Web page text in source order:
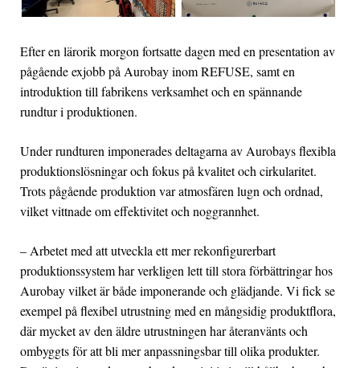
Efter en lärorik morgon fortsatte dagen med en presentation av
pågående exjobb på Aurobay inom REFUSE, samt en
introduktion till fabrikens verksamhet och en spännande
rundtur i produktionen.
Under rundturen imponerades deltagarna av Aurobays flexibla
produktionslösningar och fokus på kvalitet och cirkularitet.
Trots pågående produktion var atmosfären lugn och ordnad,
vilket vittnade om effektivitet och noggrannhet.
– Arbetet med att utveckla ett mer rekonfigurerbart
produktionssystem har verkligen lett till stora förbättringar hos
Aurobay vilket är både imponerande och glädjande. Vi fick se
exempel på flexibel utrustning med en mångsidig produktflora,
där mycket av den äldre utrustningen har återanvänts och
ombyggts för att bli mer anpassningsbar till olika produkter.